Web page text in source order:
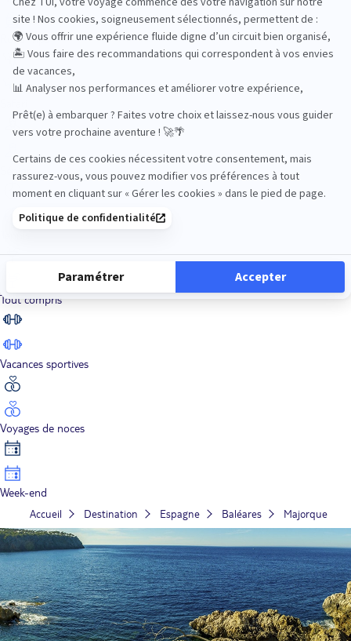
Road Trips
Sénior
Tout compris
Vacances sportives
Voyages de noces
Week-end
Accueil Destination Espagne Baléares Majorque